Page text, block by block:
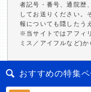
者記号・番号、通院歴
してお送りください。
報についても隠したう
※当サイトではアフィ
ミス／アイフルなど)
おすすめの特集ペ